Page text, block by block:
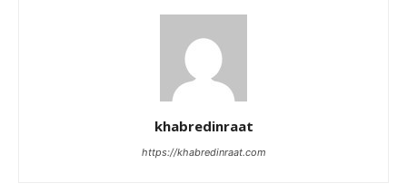
khabredinraat
https://khabredinraat.com